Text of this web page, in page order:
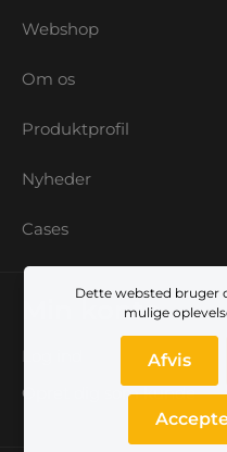
Webshop
Om os
Produktprofil
Nyheder
Cases
Min konto
Log ind
Opret dig som kunde
Dette websted bruger
mulige
Afvis